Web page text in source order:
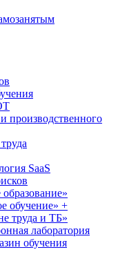
производственного
SaaS
обучение» +
труда и ТБ»
лаборатория
обучения